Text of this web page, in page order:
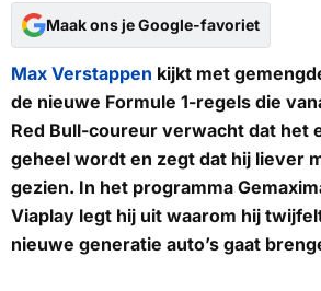
Maak ons je Google-favoriet
Max Verstappen kijkt met
de nieuwe Formule 1-regels die
Red Bull-coureur verwacht dat het
geheel wordt en zegt dat hij liever
gezien. In het programma
Viaplay legt hij uit waarom hij
nieuwe generatie auto’s gaat